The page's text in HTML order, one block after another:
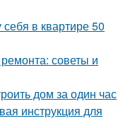
в квартире 50
советы и
дом за один час
инструкция для